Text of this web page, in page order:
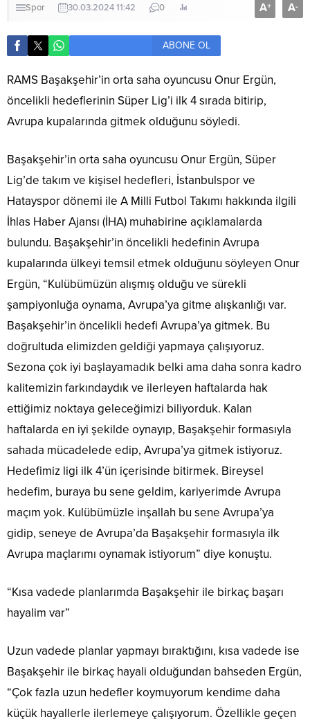
Spor 30.03.2024 11:42 0 A+ A-
ABONE OL
RAMS Başakşehir’in orta saha oyuncusu Onur Ergün,
öncelikli hedeflerinin Süper Lig’i ilk 4 sırada bitirip,
Avrupa kupalarında gitmek olduğunu söyledi.
Başakşehir’in orta saha oyuncusu Onur Ergün, Süper
Lig’de takım ve kişisel hedefleri, İstanbulspor ve
Hatayspor dönemi ile A Milli Futbol Takımı hakkında ilgili
İhlas Haber Ajansı (İHA) muhabirine açıklamalarda
bulundu. Başakşehir’in öncelikli hedefinin Avrupa
kupalarında ülkeyi temsil etmek olduğunu söyleyen Onur
Ergün, “Kulübümüzün alışmış olduğu ve sürekli
şampiyonluğa oynama, Avrupa’ya gitme alışkanlığı var.
Başakşehir’in öncelikli hedefi Avrupa’ya gitmek. Bu
doğrultuda elimizden geldiği yapmaya çalışıyoruz.
Sezona çok iyi başlayamadık belki ama daha sonra kadro
kalitemizin farkındaydık ve ilerleyen haftalarda hak
ettiğimiz noktaya geleceğimizi biliyorduk. Kalan
haftalarda en iyi şekilde oynayıp, Başakşehir formasıyla
sahada mücadelede edip, Avrupa’ya gitmek istiyoruz.
Hedefimiz ligi ilk 4’ün içerisinde bitirmek. Bireysel
hedefim, buraya bu sene geldim, kariyerimde Avrupa
maçım yok. Kulübümüzle inşallah bu sene Avrupa’ya
gidip, seneye de Avrupa’da Başakşehir formasıyla ilk
Avrupa maçlarımı oynamak istiyorum” diye konuştu.
“Kısa vadede planlarımda Başakşehir ile birkaç başarı
hayalim var”
Uzun vadede planlar yapmayı bıraktığını, kısa vadede ise
Başakşehir ile birkaç hayali olduğundan bahseden Ergün,
“Çok fazla uzun hedefler koymuyorum kendime daha
küçük hayallerle ilerlemeye çalışıyorum. Özellikle geçen